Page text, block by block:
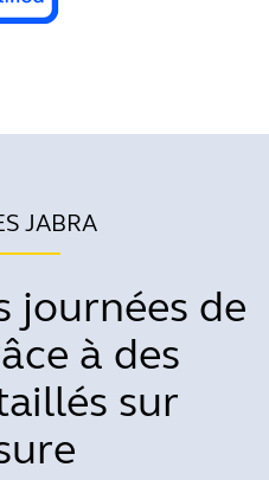
JABRA
journées de
à des
sur